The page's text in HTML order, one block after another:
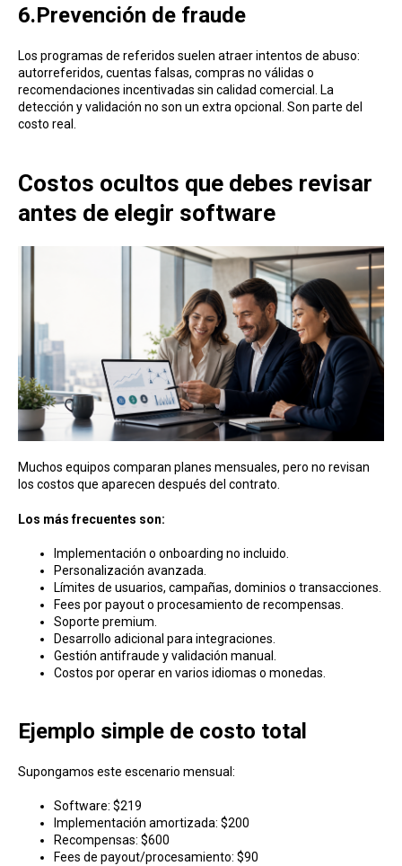
6.Prevención de fraude
Los programas de referidos suelen atraer intentos de abuso:
autorreferidos, cuentas falsas, compras no válidas o
recomendaciones incentivadas sin calidad comercial. La
detección y validación no son un extra opcional. Son parte del
costo real.
Costos ocultos que debes revisar
antes de elegir software
Muchos equipos comparan planes mensuales, pero no revisan
los costos que aparecen después del contrato.
Los más frecuentes son:
Implementación o onboarding no incluido.
Personalización avanzada.
Límites de usuarios, campañas, dominios o transacciones.
Fees por payout o procesamiento de recompensas.
Soporte premium.
Desarrollo adicional para integraciones.
Gestión antifraude y validación manual.
Costos por operar en varios idiomas o monedas.
Ejemplo simple de costo total
Supongamos este escenario mensual:
Software: $219
Implementación amortizada: $200
Recompensas: $600
Fees de payout/procesamiento: $90